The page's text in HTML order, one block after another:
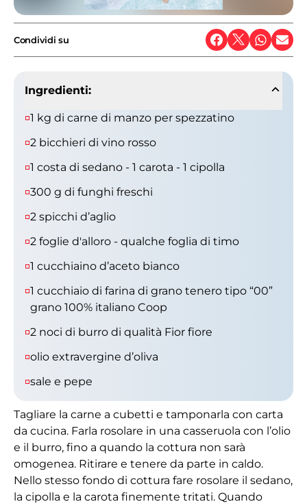
Condividi su
Ingredienti:
1 kg di carne di manzo per spezzatino
2 bicchieri di vino rosso
1 costa di sedano - 1 carota - 1 cipolla
300 g di funghi freschi
2 spicchi d’aglio
2 foglie d'alloro - qualche foglia di timo
1 cucchiaino d’aceto bianco
1 cucchiaio di farina di grano tenero tipo “00”
grano 100% italiano Coop
2 noci di burro di qualità Fior fiore
olio extravergine d’oliva
sale e pepe
Tagliare la carne a cubetti e tamponarla con carta
da cucina. Farla rosolare in una casseruola con l’olio
e il burro, fino a quando la cottura non sarà
omogenea. Ritirare e tenere da parte in caldo.
Nello stesso fondo di cottura fare rosolare il sedano,
la cipolla e la carota finemente tritati. Quando